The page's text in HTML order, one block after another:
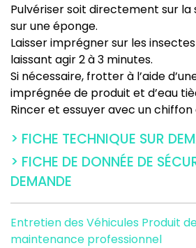
Pulvériser soit directement sur
sur une éponge.
Laisser imprégner sur les
laissant agir 2 à 3 minutes.
Si nécessaire, frotter à l’aide
imprégnée de produit et d’eau
Rincer et essuyer avec un chiffon
> FICHE TECHNIQUE SUR
> FICHE DE DONNÉE DE
DEMANDE
Entretien des Véhicules Produit
maintenance professionnel